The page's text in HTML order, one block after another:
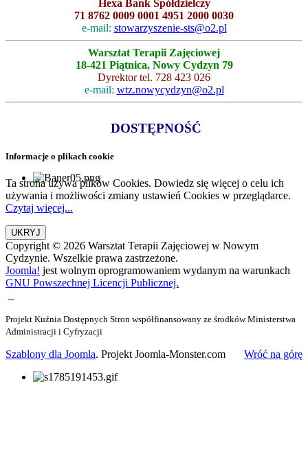
Hexa Bank Spółdzielczy
71 8762 0009 0001 4951 2000 0030
e-mail: stowarzyszenie-sts@o2.pl
Warsztat Terapii Zajęciowej
18-421 Piątnica, Nowy Cydzyn 79
Dyrektor tel. 728 423 026
e-mail: wtz.nowycydzyn@o2.pl
DOSTĘPNOŚĆ
Informacje o plikach cookie
Ta strona używa plików Cookies. Dowiedz się więcej o celu ich
używania i możliwości zmiany ustawień Cookies w przeglądarce.
Czytaj więcej...
Copyright © 2026 Warsztat Terapii Zajęciowej w Nowym
Cydzynie. Wszelkie prawa zastrzeżone.
Joomla! jest wolnym oprogramowaniem wydanym na warunkach
GNU Powszechnej Licencji Publicznej.
Projekt Kuźnia Dostępnych Stron współfinansowany ze środków Ministerstwa
Administracji i Cyfryzacji
Szablony dla Joomla. Projekt Joomla-Monster.com Wróć na górę